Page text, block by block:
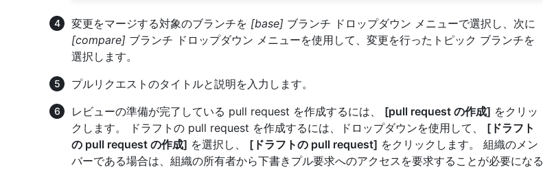
変更をマージする対象のブランチを [base] ブランチ ドロップダウン メニューで選択し、次に
[compare] ブランチ ドロップダウン メニューを使用して、変更を行ったトピック ブランチを
選択します。
プルリクエストのタイトルと説明を入力します。
レビューの準備が完了している pull request を作成するには、 [pull request の作成] をクリッ
クします。 ドラフトの pull request を作成するには、ドロップダウンを使用して、 [ドラフト
の pull request の作成] を選択し、 [ドラフトの pull request] をクリックします。 組織のメン
バーである場合は、組織の所有者から下書きプル要求へのアクセスを要求することが必要になる